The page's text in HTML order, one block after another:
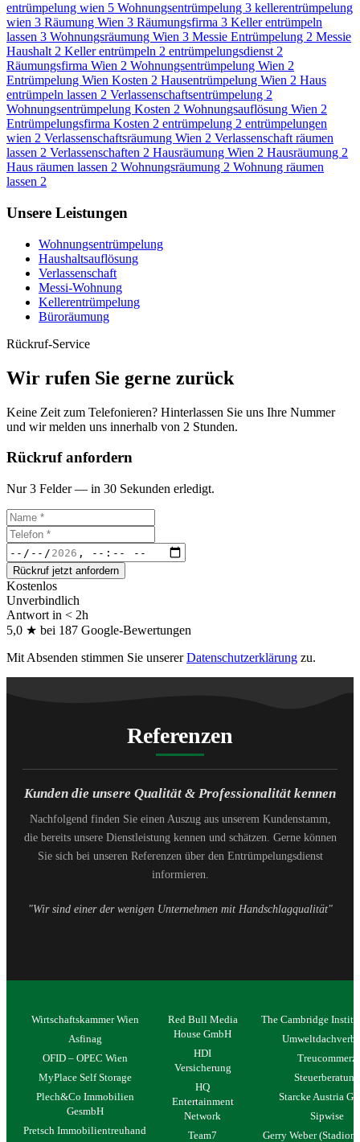
entrümpelung wien 5 Wohnungsentrümpelung 3 kellerentrümpelung
wien 3 Räumung Wien 3 Räumungsfirma 3 Keller entrümpeln
lassen 3 Wohnungsräumung Wien 3 Messie Entrümpelung 2 Messie
Haushalt 2 Keller entrümpeln 2 entrümpelungsdienst 2
Räumungsfirma Wien 2 Wohnungsentrümpelung Wien 2
Entrümpelung Wien Kosten 2 Hausentrümpelung Wien 2 Haus
entrümpeln lassen 2 Verlassenschaftsentrümpelung 2
Wohnungsentrümpelung Kosten 2 Wohnungsauflösung Wien 2
Entrümpelungsfirma Kosten 2 entrümpelung 2 entrümpelungen
wien 2 Verlassenschaftsräumung Wien 2 Verlassenschaft räumen
lassen 2 Verlassenschaften 2 Hausräumung Wien 2 Hausräumung 2
Haus räumen lassen 2 Wohnungsräumung 2 Wohnung räumen
lassen 2
Unsere Leistungen
Wohnungsentrümpelung
Haushaltsauflösung
Verlassenschaft
Messi-Wohnung
Kellerentrümpelung
Büroräumung
Rückruf-Service
Wir rufen Sie gerne zurück
Keine Zeit zum Telefonieren? Hinterlassen Sie uns Ihre Nummer
und wir melden uns innerhalb von 2 Stunden.
Rückruf anfordern
Nur 3 Felder — in 30 Sekunden erledigt.
Rückruf jetzt anfordern
Kostenlos
Unverbindlich
Antwort in < 2h
5,0 ★ bei 187 Google-Bewertungen
Mit Absenden stimmen Sie unsererDatenschutzerklärung zu.
Referenzen
Kunden die unsere Qualität & Professionalität kennen
Nachfolgend finden Sie einen Auszug aus unserem Kundenstamm,
die bereits unsere Dienstleistung kennen und schätzen. Gerne können
Sie sich bei unseren Referenzen über den Entrümpelungsdienst
informieren.
"Wir sind einer der wenigen Unternehmen mit Handschlagqualität"
Wirtschaftskammer Wien
Asfinag
OFID – OPEC Wien
MyPlace Self Storage
Plech&Co Immobilien
GesmbH
Pretsch Immobilientreuhand
Red Bull Media
House GmbH
HDI
Versicherung
HQ
Entertainment
Network
Team7
The Cambridge
Treucommerz
Steuerberatung
Starcke Austria
Sipwise
Gerry Weber (Stadion